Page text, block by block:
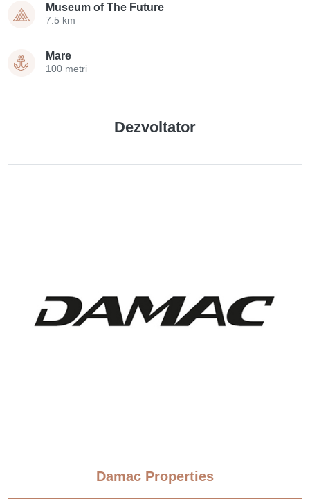
Museum of The Future
7.5 km
Mare
100 metri
Dezvoltator
Damac Properties